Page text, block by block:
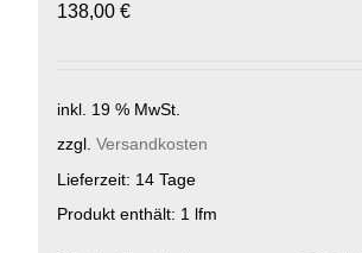
138,00 €
inkl. 19 % MwSt.
zzgl. Versandkosten
Lieferzeit: 14 Tage
Produkt enthält: 1 lfm